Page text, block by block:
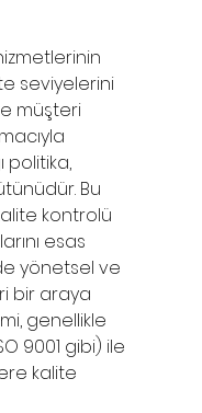
seviyelerini
müşteri
politika,
Bu
kontrolü
esas
yönetsel ve
bir araya
genellikle
9001 gibi) ile
kalite